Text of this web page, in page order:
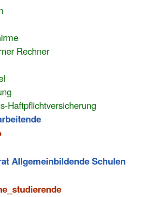
Rechner
Haftpflichtversicherung
Allgemeinbildende Schulen